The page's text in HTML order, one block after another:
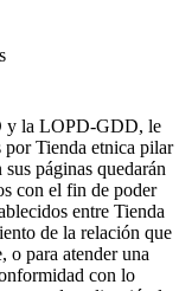
y la LOPD-GDD, le
por Tienda etnica pilar
páginas quedarán
con el fin de poder
entre Tienda
de la relación que
o para atender una
con lo